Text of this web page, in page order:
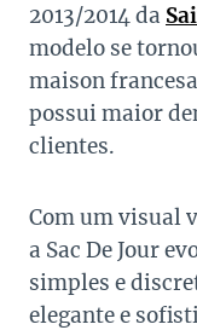
2013/2014 da
modelo se
maison
possui maior
clientes.
Com um visual
a Sac De Jour
simples e
elegante e